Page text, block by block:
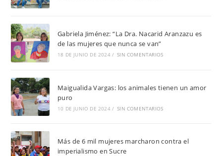
Gabriela Jiménez: “La Dra. Nacarid Aranzazu es
de las mujeres que nunca se van”
18 DE JUNIO DE 2024 / SIN COMENTARIOS
Maigualida Vargas: los animales tienen un amor
puro
10 DE JUNIO DE 2024 / SIN COMENTARIOS
Más de 6 mil mujeres marcharon contra el
imperialismo en Sucre